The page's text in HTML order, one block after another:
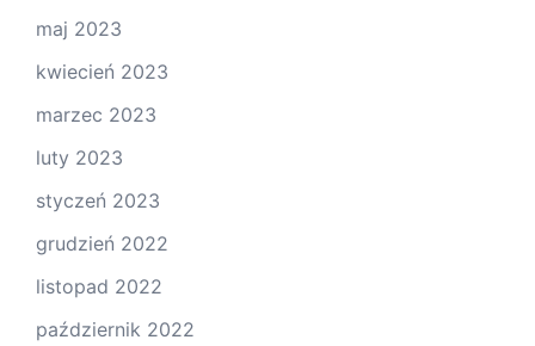
maj 2023
kwiecień 2023
marzec 2023
luty 2023
styczeń 2023
grudzień 2022
listopad 2022
październik 2022